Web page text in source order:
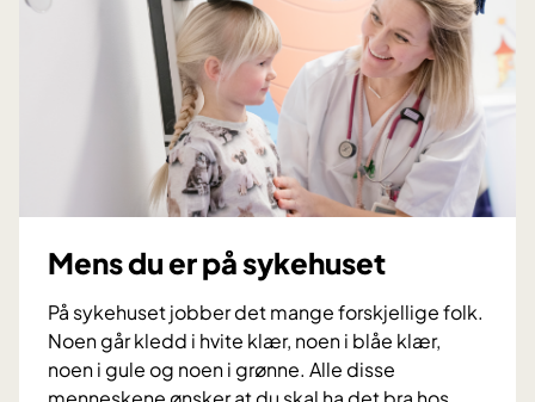
o
Mens du er på sykehuset
På sykehuset jobber det mange forskjellige folk.
Noen går kledd i hvite klær, noen i blåe klær,
noen i gule og noen i grønne. Alle disse